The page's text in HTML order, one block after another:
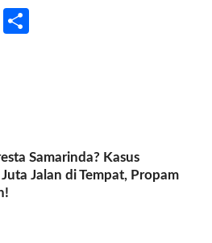
G
Samarinda? Kasus
Jalan di Tempat, Propam